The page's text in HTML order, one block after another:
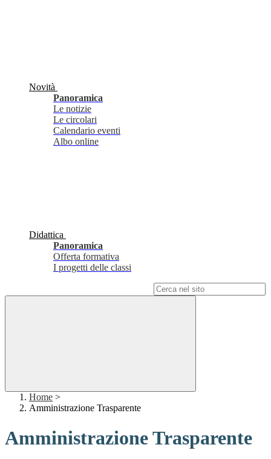
Novità
Panoramica
Le notizie
Le circolari
Calendario eventi
Albo online
Didattica
Panoramica
Offerta formativa
I progetti delle classi
Home >
Amministrazione Trasparente
Amministrazione Trasparente